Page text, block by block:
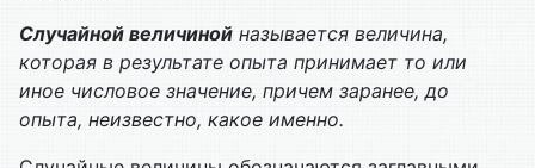
Случайной величиной называется величина,
которая в результате опыта принимает то или
иное числовое значение, причем заранее, до
опыта, неизвестно, какое именно.